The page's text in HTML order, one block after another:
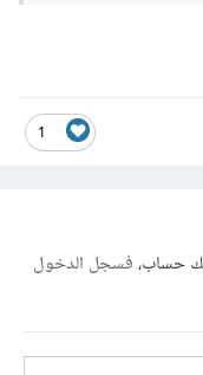
1
حساب،فسجل الدخول